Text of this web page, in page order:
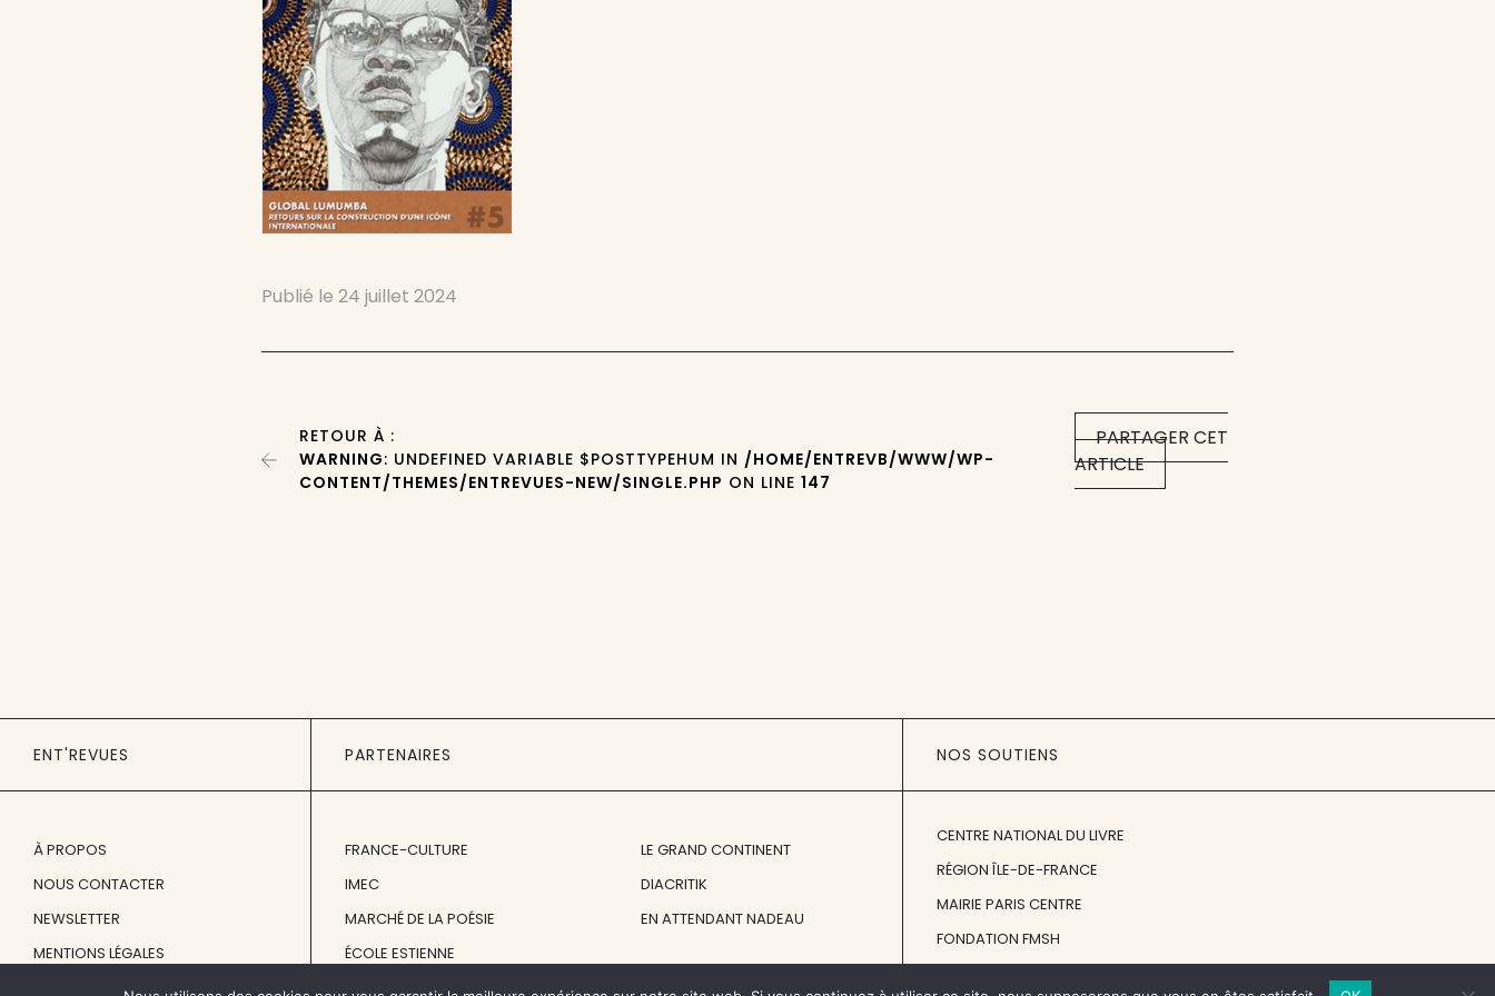
Publié le24 juillet 2024
PARTAGER CET
ARTICLE
RETOUR À :
WARNING: UNDEFINED VARIABLE $POSTTYPEHUM IN /HOME/ENTREVB/WWW/WP-
CONTENT/THEMES/ENTREVUES-NEW/SINGLE.PHP ON LINE147
ENT'REVUES
À PROPOS
NOUS CONTACTER
NEWSLETTER
MENTIONS LÉGALES
PARTENAIRES
FRANCE-CULTURE
IMEC
MARCHÉ DE LA POÉSIE
ÉCOLE ESTIENNE
LE GRAND CONTINENT
DIACRITIK
EN ATTENDANT NADEAU
NOS SOUTIENS
CENTRE NATIONAL DU LIVRE
RÉGION ÎLE-DE-FRANCE
MAIRIE PARIS CENTRE
FONDATION FMSH